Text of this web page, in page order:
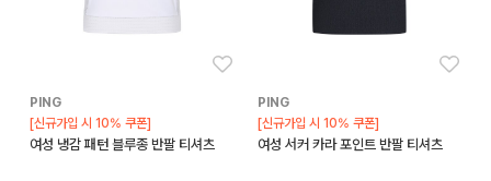
PING
[신규가입 시 10% 쿠폰]
여성 냉감 패턴 블루종 반팔 티셔츠
PING
[신규가입 시 10% 쿠폰]
여성 서커 카라 포인트 반팔 티셔츠